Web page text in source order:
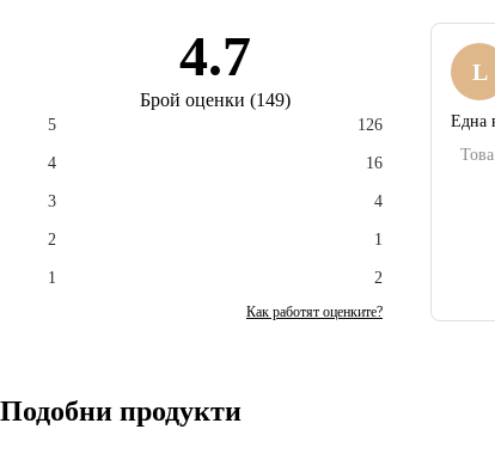
Забележка: Изтривалката за врата е подходяща за
вътрешни помещения и покрити външни пространства.
я излагайте на дъжд - продължителното излагане на
може да доведе до повреда.
4.7
Брой оценки (149)
5 126
4 16
3 4
2 1
1 2
Как работят оценките?
L
Една
Подобни продукти